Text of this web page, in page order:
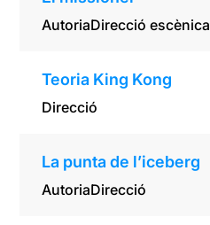
AutoriaDirecció escènica
Teoria King Kong
Direcció
La punta de l’iceberg
AutoriaDirecció